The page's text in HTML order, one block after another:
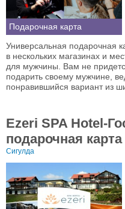
Подарочная карта
Универсальная подарочная
в нескольких магазинах и
для мужчины. Вам не
подарить своему мужчине,
понравившийся вариант из
Ezeri SPA Hotel-
подарочная карта
Сигулда